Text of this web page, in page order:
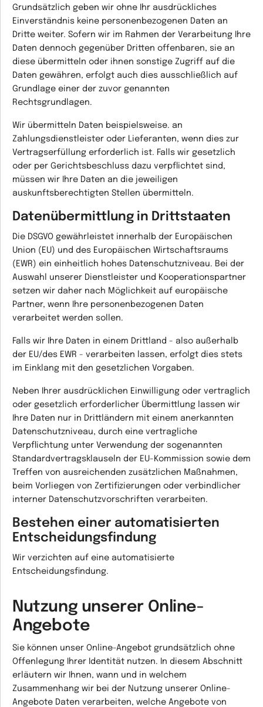
Grundsätzlich geben wir ohne Ihr ausdrückliches
Einverständnis keine personenbezogenen Daten an
Dritte weiter. Sofern wir im Rahmen der Verarbeitung Ihre
Daten dennoch gegenüber Dritten offenbaren, sie an
diese übermitteln oder ihnen sonstige Zugriff auf die
Daten gewähren, erfolgt auch dies ausschließlich auf
Grundlage einer der zuvor genannten
Rechtsgrundlagen.
Wir übermitteln Daten beispielsweise. an
Zahlungsdienstleister oder Lieferanten, wenn dies zur
Vertragserfüllung erforderlich ist. Falls wir gesetzlich
oder per Gerichtsbeschluss dazu verpflichtet sind,
müssen wir Ihre Daten an die jeweiligen
auskunftsberechtigten Stellen übermitteln.
Datenübermittlung in Drittstaaten
Die DSGVO gewährleistet innerhalb der Europäischen
Union (EU) und des Europäischen Wirtschaftsraums
(EWR) ein einheitlich hohes Datenschutzniveau. Bei der
Auswahl unserer Dienstleister und Kooperationspartner
setzen wir daher nach Möglichkeit auf europäische
Partner, wenn Ihre personenbezogenen Daten
verarbeitet werden sollen.
Falls wir Ihre Daten in einem Drittland - also außerhalb
der EU/des EWR - verarbeiten lassen, erfolgt dies stets
im Einklang mit den gesetzlichen Vorgaben.
Neben Ihrer ausdrücklichen Einwilligung oder vertraglich
oder gesetzlich erforderlicher Übermittlung lassen wir
Ihre Daten nur in Drittländern mit einem anerkannten
Datenschutzniveau, durch eine vertragliche
Verpflichtung unter Verwendung der sogenannten
Standardvertragsklauseln der EU-Kommission sowie dem
Treffen von ausreichenden zusätzlichen Maßnahmen,
beim Vorliegen von Zertifizierungen oder verbindlicher
interner Datenschutzvorschriften verarbeiten.
Bestehen einer automatisierten
Entscheidungsfindung
Wir verzichten auf eine automatisierte
Entscheidungsfindung.
Nutzung unserer Online-
Angebote
Sie können unser Online-Angebot grundsätzlich ohne
Offenlegung Ihrer Identität nutzen. In diesem Abschnitt
erläutern wir Ihnen, wann und in welchem
Zusammenhang wir bei der Nutzung unserer Online-
Angebote Daten verarbeiten, welche Angebote von